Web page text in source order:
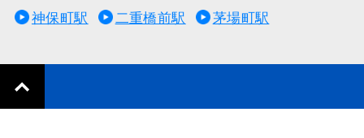
神保町駅
二重橋前駅 茅場町駅